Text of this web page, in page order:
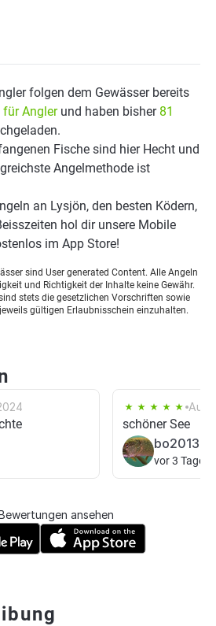
folgen dem Gewässer bereits
Anglerund haben bisher 81
Fische sind hier Hecht und
Angelmethode ist
an Lysjön, den besten Ködern,
hol dir unsere Mobile
im App Store!
sind User generated Content. Alle Angeln
und Richtigkeit der Inhalte keine Gewähr.
stets die gesetzlichen Vorschriften sowie
gültigen Erlaubnisschein einzuhalten.
Aug
schöner See
bo2013
vor 3 Tagen
ansehen